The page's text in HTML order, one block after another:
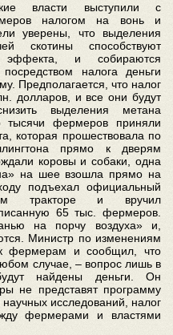
власти выступили с
налогом на вонь и
уверены, что выделения
скотины способствуют
эффекта, и собираются
налога деньги
Предполагается, что налог
долларов, и все они будут
выделения метана
фермеров приняли
которая прошествовала по
прямо к дверям
коровы и собаки, одна
на шее взошла прямо на
подъехал официальный
тракторе и вручил
65 тыс. фермеров.
на порчу воздуха» и,
Министр по изменениям
фермерам и сообщил, что
случае, – вопрос лишь в
найдены деньги. Он
не представят программу
исследований, налог
фермерами и властями